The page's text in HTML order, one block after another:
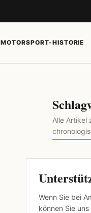
MOTORSPORT-HISTORIE
Alle Artikel
Wenn Sie bei
können Sie